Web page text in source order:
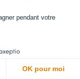
pendant votre
OK pour moi